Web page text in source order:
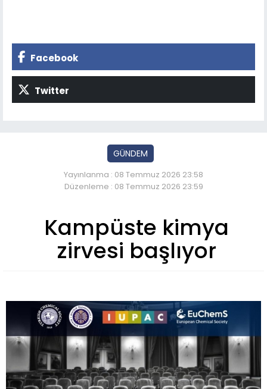
Facebook
Twitter
GÜNDEM
Yayınlanma : 08 Temmuz 2026 23:58
Düzenleme : 08 Temmuz 2026 23:59
Kampüste kimya
zirvesi başlıyor